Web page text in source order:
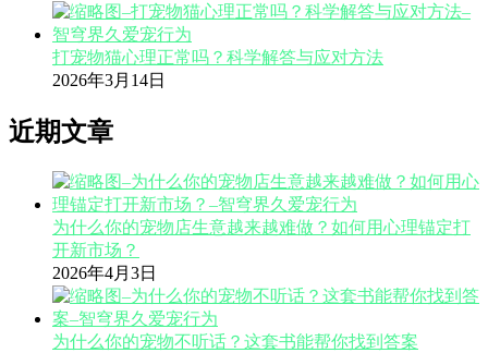
打宠物猫心理正常吗？科学解答与应对方法
2026年3月14日
近期文章
为什么你的宠物店生意越来越难做？如何用心理锚定打
开新市场？
2026年4月3日
为什么你的宠物不听话？这套书能帮你找到答案